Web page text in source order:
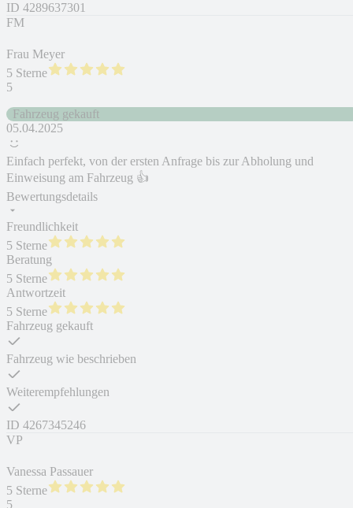
ID 4289637301
FM
Frau Meyer
5 Sterne
5
Fahrzeug gekauft
05.04.2025
Einfach perfekt, von der ersten Anfrage bis zur Abholung und
Einweisung am Fahrzeug 👍
Bewertungsdetails
Freundlichkeit
5 Sterne
Beratung
5 Sterne
Antwortzeit
5 Sterne
Fahrzeug gekauft
Fahrzeug wie beschrieben
Weiterempfehlungen
ID 4267345246
VP
Vanessa Passauer
5 Sterne
5